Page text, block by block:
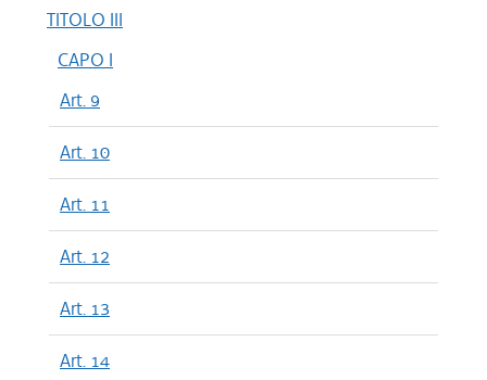
TITOLO III
CAPO I
Art. 9
Art. 10
Art. 11
Art. 12
Art. 13
Art. 14